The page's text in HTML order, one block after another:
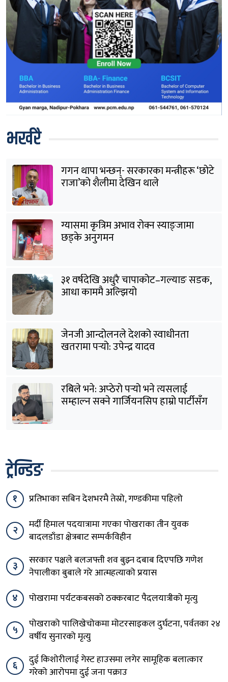
भर्खरै
गगन थापा भन्छन्- सरकारका मन्त्रीहरू ‘छोटे
राजा’को शैलीमा देखिन थाले
ग्यासमा कृत्रिम अभाव रोक्न स्याङ्जामा
छड्के अनुगमन
३१ वर्षदेखि अधुरै चापाकोट–गल्याङ सडक,
आधा काममै अल्झियो
जेनजी आन्दोलनले देशको स्वाधीनता
खतरामा पर्‍यो: उपेन्द्र यादव
रबिले भने: अप्ठेरो पर्‍यो भने त्यसलाई
सम्हाल्न सक्ने गार्जियनसिप हाम्रो पार्टीसँग
ट्रेन्डिङ
१ प्रतिभाका सबिन देशभरमै तेस्रो, गण्डकीमा पहिलो
२
मर्दी हिमाल पदयात्रामा गएका पोखराका तीन युवक
बादलडाँडा क्षेत्रबाट सम्पर्कविहीन
३
सरकार पक्षले बलजफ्ती शव बुझ्न दबाब दिएपछि गणेश
नेपालीका बुबाले गरे आत्महत्याको प्रयास
४
पोखरामा पर्यटकबसको ठक्करबाट पैदलयात्रीको मृत्यु
५
पोखराको पालिखेचोकमा मोटरसाइकल दुर्घटना, पर्वतका २४
वर्षीय सुनारको मृत्यु
६
दुई किशोरीलाई गेस्ट हाउसमा लगेर सामूहिक बलात्कार
गरेको आरोपमा दुई जना पक्राउ